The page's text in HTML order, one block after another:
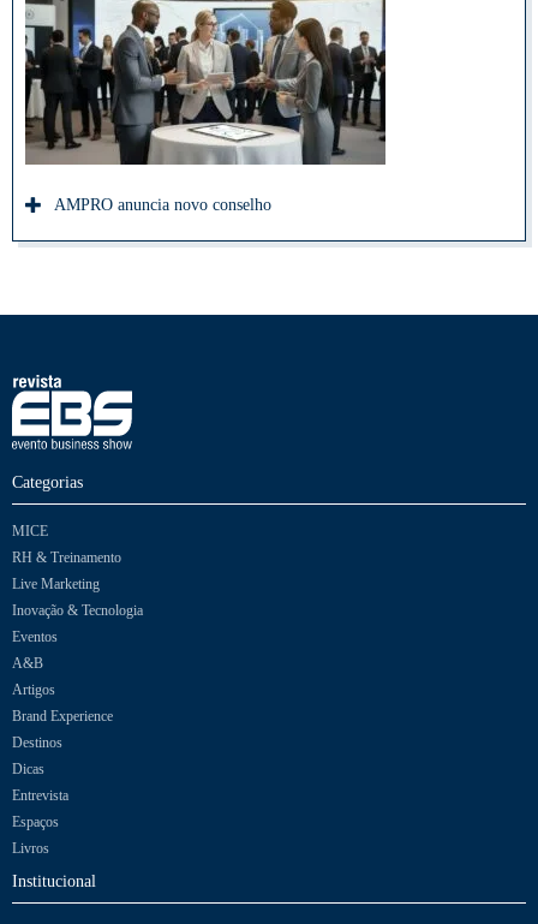
AMPRO anuncia novo conselho
Categorias
MICE
RH & Treinamento
Live Marketing
Inovação & Tecnologia
Eventos
A&B
Artigos
Brand Experience
Destinos
Dicas
Entrevista
Espaços
Livros
Institucional